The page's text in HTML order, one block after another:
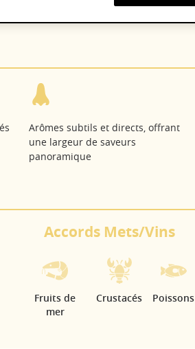
Arômes subtils et directs, offrant
une largeur de saveurs
panoramique
Accords Mets/Vins
Fruits de
mer
Crustacés Poissons